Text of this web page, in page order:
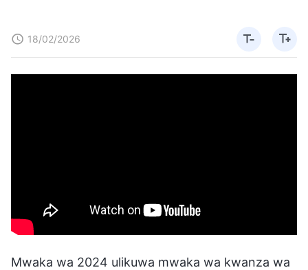
18/02/2026
Mwaka wa 2024 ulikuwa mwaka wa kwanza wa